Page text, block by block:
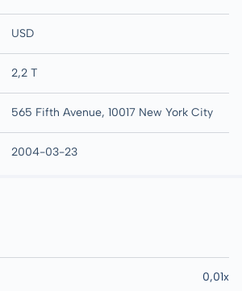
USD
2,2 T
565 Fifth Avenue, 10017 New York City
2004-03-23
0,01x